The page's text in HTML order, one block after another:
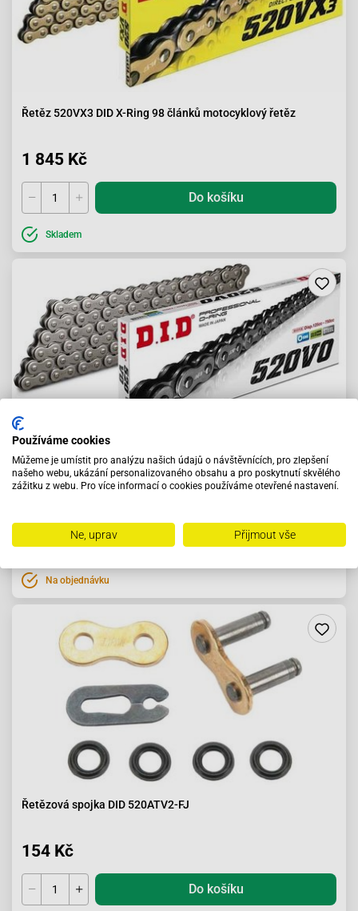
Řetěz 520VX3 DID X-Ring 98 článků motocyklový řetěz
1 845 Kč
Do košíku
Skladem
Řetěz DID520VO-114článkový O-Ring oSlidBush
Do košíku
Na objednávku
Řetězová spojka DID 520ATV2-FJ
154 Kč
Do košíku
Používáme cookies
Můžeme je umístit pro analýzu našich údajů o návštěvnících, pro zlepšení
našeho webu, ukázání personalizovaného obsahu a pro poskytnutí skvělého
zážitku z webu. Pro více informací o cookies používáme otevřené nastavení.
Ne, uprav Přijmout vše